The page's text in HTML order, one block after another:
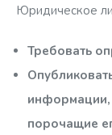
Юридическое
Требовать
информации,
порочащие